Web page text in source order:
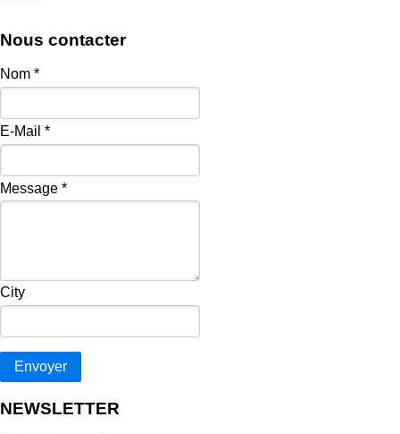
Nous contacter
Nom *
E-Mail *
Message *
City
Envoyer
NEWSLETTER